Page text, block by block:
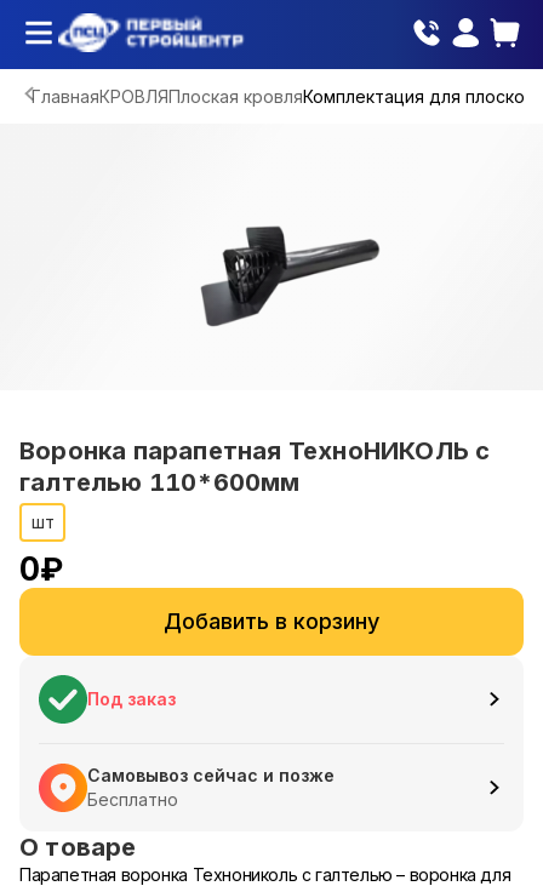
ГлавнаяКРОВЛЯПлоская кровляКомплектация для плоской
Воронка парапетная ТехноНИКОЛЬ с
галтелью 110*600мм
шт
0₽
Добавить в корзину
Под заказ
Самовывоз сейчас и позже
Бесплатно
О товаре
Парапетная воронка Технониколь с галтелью – воронка для